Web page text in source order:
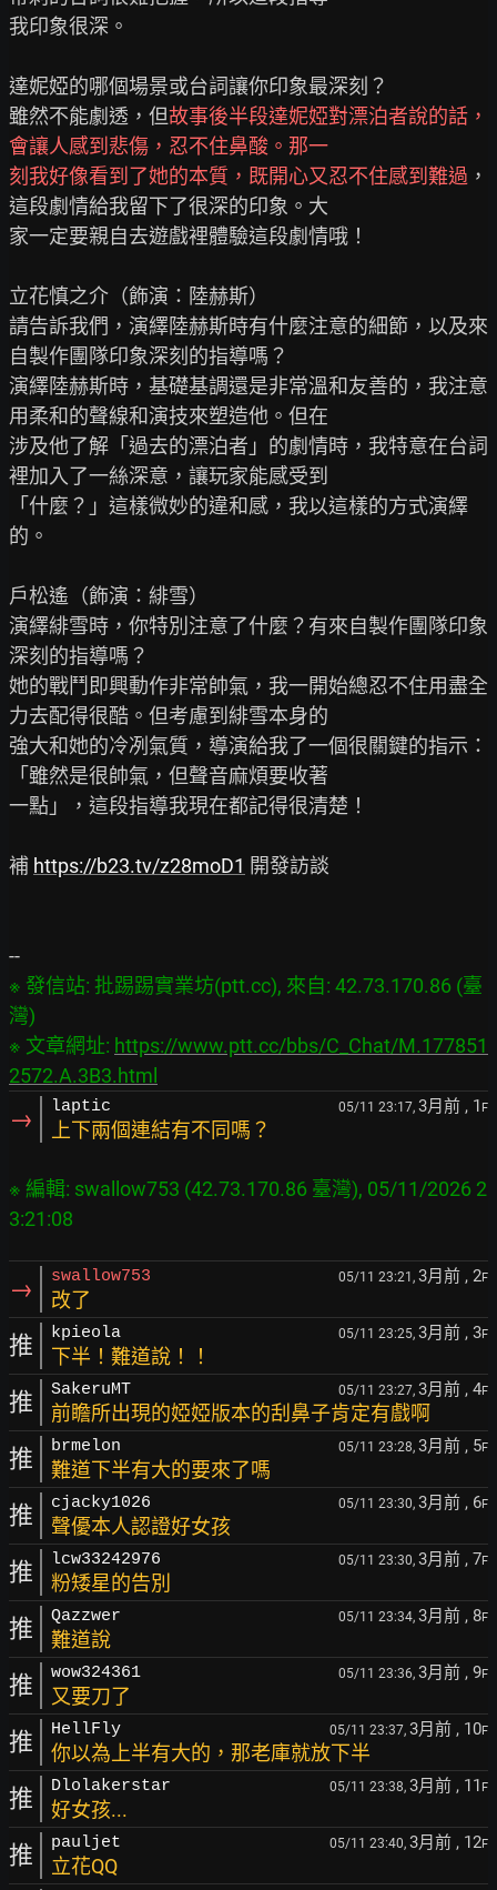
我印象很深。
達妮婭的哪個場景或台詞讓你印象最深刻？
雖然不能劇透，但故事後半段達妮婭對漂泊者說的話，
會讓人感到悲傷，忍不住鼻酸。那一
刻我好像看到了她的本質，既開心又忍不住感到難過 ，
這段劇情給我留下了很深的印象。大
家一定要親自去遊戲裡體驗這段劇情哦！
立花慎之介（飾演：陸赫斯）
請告訴我們，演繹陸赫斯時有什麼注意的細節，以及來
自製作團隊印象深刻的指導嗎？
演繹陸赫斯時，基礎基調還是非常溫和友善的，我注意
用柔和的聲線和演技來塑造他。但在
涉及他了解「過去的漂泊者」的劇情時，我特意在台詞
裡加入了一絲深意，讓玩家能感受到
「什麼？」這樣微妙的違和感，我以這樣的方式演繹
的。
戶松遙（飾演：緋雪）
演繹緋雪時，你特別注意了什麼？有來自製作團隊印象
深刻的指導嗎？
她的戰鬥即興動作非常帥氣，我一開始總忍不住用盡全
力去配得很酷。但考慮到緋雪本身的
強大和她的冷冽氣質，導演給我了一個很關鍵的指示：
「雖然是很帥氣，但聲音麻煩要收著
一點」，這段指導我現在都記得很清楚！
補 https://b23.tv/z28moD1 開發訪談
※ 發信站: 批踢踢實業坊(ptt.cc), 來自: 42.73.170.86 (臺
灣)
※ 文章網址: https://www.ptt.cc/bbs/C_Chat/M.177851
2572.A.3B3.html
→ laptic 05/11 23:17, 3月前 , 1 F
上下兩個連結有不同嗎？
※ 編輯: swallow753 (42.73.170.86 臺灣), 05/11/2026 2
→ swallow753 05/11 23:21, 3月前 , 2F
改了
推 kpieola 05/11 23:25, 3月前 , 3F
下半！難道說！！
推 SakeruMT 05/11 23:27, 3月前 , 4F
前瞻所出現的婭婭版本的刮鼻子肯定有戲啊
推 brmelon 05/11 23:28, 3月前 , 5F
難道下半有大的要來了嗎
推 cjacky1026 05/11 23:30, 3月前 , 6F
聲優本人認證好女孩
推 lcw33242976 05/11 23:30, 3月前 , 7F
粉矮星的告別
推 Qazzwer 05/11 23:34, 3月前 , 8F
難道說
推 wow324361 05/11 23:36, 3月前 , 9F
又要刀了
推 HellFly 05/11 23:37, 3月前 , 10F
你以為上半有大的，那老庫就放下半
推 Dlolakerstar 05/11 23:38, 3月前 , 11 F
好女孩...
推 pauljet 05/11 23:40, 3月前 , 12F
立花QQ